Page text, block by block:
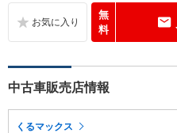
無
料
中古車販売店情報
くるマックス